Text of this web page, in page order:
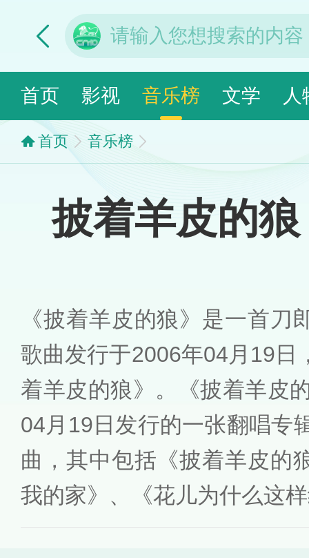
首页 影视 音乐榜 文学 人
首页 音乐榜
披着羊皮的
《披着羊皮的狼》是一首刀
歌曲发行于2006年04月19日
着羊皮的狼》。《披着羊皮
04月19日发行的一张翻唱专
曲，其中包括《披着羊皮的
我的家》、《花儿为什么这